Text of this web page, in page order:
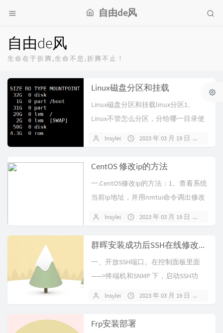
自由de风
自由de风
生命在于折腾,生命不息,折腾不止！
Linux磁盘分区和挂载
Linux磁盘分区和挂载linux分区1、
Linux不管怎么分区，分给哪一目录使
lnsylei 2023 年 03 月 19 日
CentOS 修改ip的方法
一.CentOS修改ip的方法：1、查看系统
当前ip地址，并用nmtui命令调出修改
lnsylei 2023 年 03 月 19 日
群晖安装成功后SSH在线修改SN及MAC
⼀、开放SSH端⼝。在控制⾯板⾥⾯
——>终端机和SNMP 下，启动SSH功
lnsylei 2023 年 03 月 19 日
Frp安装部署